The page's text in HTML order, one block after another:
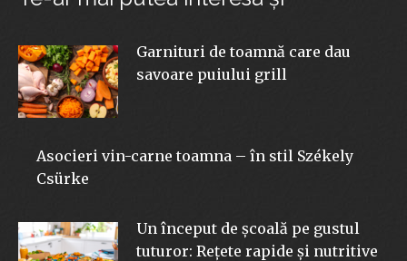
Garnituri de toamnă care dau
savoare puiului grill
Asocieri vin-carne toamna – în stil Székely
Csürke
Un început de școală pe gustul
tuturor: Rețete rapide și nutritive